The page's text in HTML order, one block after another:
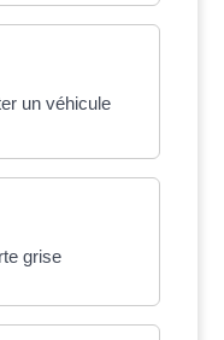
un véhicule
grise